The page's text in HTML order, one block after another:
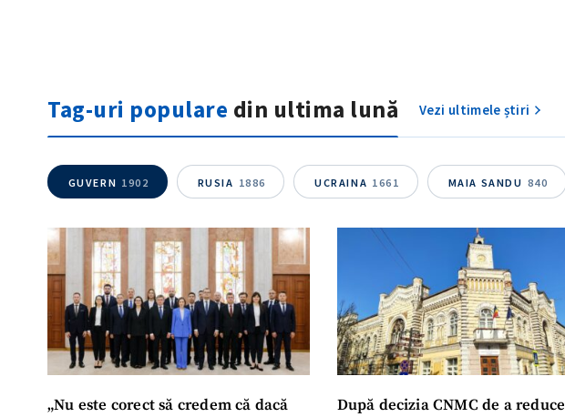
Tag-uri populare din ultima lună Vezi ultimele știri
GUVERN 1902 RUSIA 1886 UCRAINA 1661 MAIA SANDU 840
„Nu este corect să credem că dacă
După decizia CNMC de a reduce
+ Mesajul știrei